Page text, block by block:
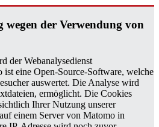
wegen der Ver­wen­dung von
der Webanalysedienst
ist eine Open-Source-Software, welche
auswertet. Die Analyse wird
ermöglicht. Die Cookies
Ihrer Nutzung unserer
einem Server von Matomo in